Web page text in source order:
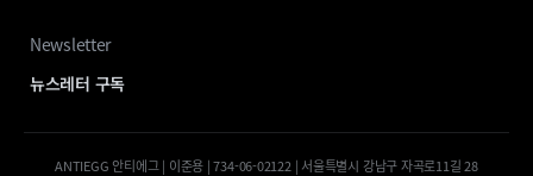
Newsletter
뉴스레터 구독
ANTIEGG 안티에그 | 이준용 | 734-06-02122 | 서울특별시 강남구 자곡로11길 28